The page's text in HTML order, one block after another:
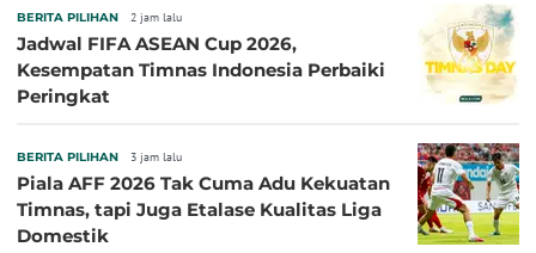
BERITA PILIHAN 2 jam lalu
Jadwal FIFA ASEAN Cup 2026,
Kesempatan Timnas Indonesia Perbaiki
Peringkat
BERITA PILIHAN 3 jam lalu
Piala AFF 2026 Tak Cuma Adu Kekuatan
Timnas, tapi Juga Etalase Kualitas Liga
Domestik